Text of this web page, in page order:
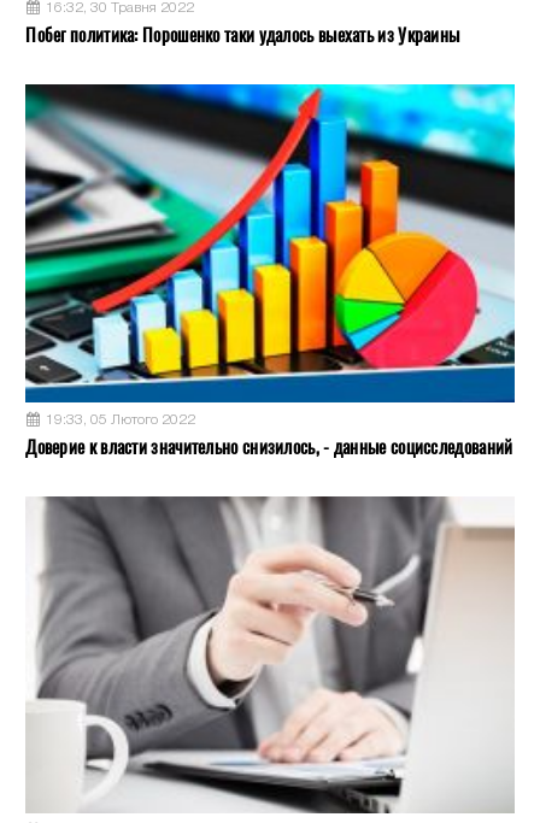
16:32, 30 Травня 2022
Побег политика: Порошенко таки удалось выехать из Украины
19:33, 05 Лютого 2022
Доверие к власти значительно снизилось, - данные социсследований